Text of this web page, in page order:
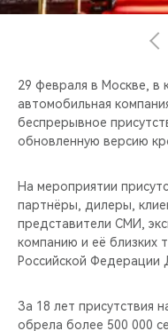
CHERY ДЛЯ ДЕТЕЙ
29 февраля в Москве, в
автомобильная
беспрерывное
обновленную версию
На мероприятии
партнёры, дилеры,
представители СМИ,
компанию и её близких
Российской Федерации
За 18 лет присутствия
обрела более 500 000